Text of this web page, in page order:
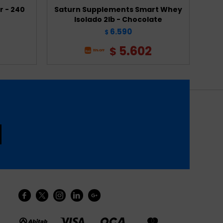
- 240
Saturn Supplements Smart Whey
Isolado 2lb - Chocolate
$ 6.590
$ 5.602
    